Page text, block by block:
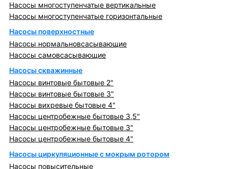
Насосы многоступенчатые вертикальные
Насосы многоступенчатые горизонтальные
Насосы поверхностные
Насосы нормальновсасывающие
Насосы самовсасывающие
Насосы скважинные
Насосы винтовые бытовые 2"
Насосы винтовые бытовые 3"
Насосы вихревые бытовые 4"
Насосы центробежные бытовые 3,5"
Насосы центробежные бытовые 3"
Насосы центробежные бытовые 4"
Насосы циркуляционные с мокрым ротором
Насосы повысительные